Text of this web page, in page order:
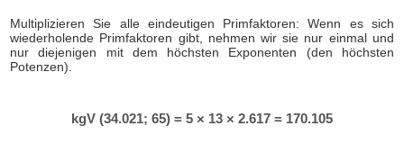
Multiplizieren Sie alle eindeutigen Primfaktoren: Wenn es sich
wiederholende Primfaktoren gibt, nehmen wir sie nur einmal und
nur diejenigen mit dem höchsten Exponenten (den höchsten
Potenzen).
kgV (34.021; 65) = 5 × 13 × 2.617 = 170.105